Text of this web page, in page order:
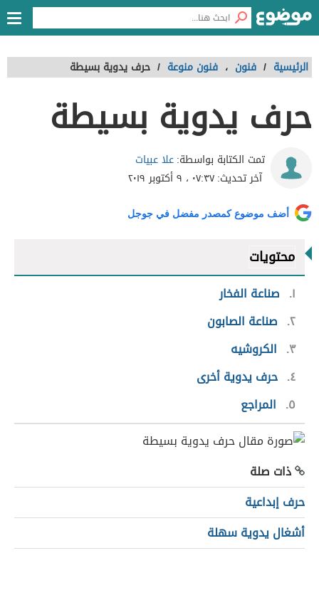
الرئيسية / فنون ، فنون منوعة / حرف يدوية بسيطة
حرف يدوية بسيطة
تمت الكتابة بواسطة:علا عبيات
آخر تحديث:٠٧:٣٧ ، ٩ أكتوبر ٢٠١٩
أضف موضوع كمصدر مفضل في جوجل
محتويات
١
صناعة الفخار
٢ صناعة الصابون
٣
الكروشيه
٤ حرف يدوية أخرى
٥
المراجع
ذات صلة
حرف إبداعية
أشغال يدوية سهلة